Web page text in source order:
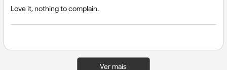
Love it, nothing to complain.
Ver mais